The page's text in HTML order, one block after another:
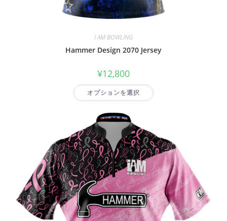
I AM BOWLING
Hammer Design 2070 Jersey
¥12,800
オプションを選択